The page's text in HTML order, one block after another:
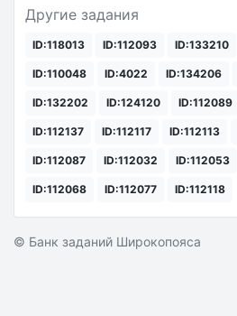
Другие задания
ID:118013 ID:112093 ID:133210
ID:110048 ID:4022 ID:134206
ID:132202 ID:124120 ID:112089
ID:112137 ID:112117 ID:112113
ID:112087 ID:112032 ID:112053
ID:112068 ID:112077 ID:112118
© Банк заданий Широкопояса